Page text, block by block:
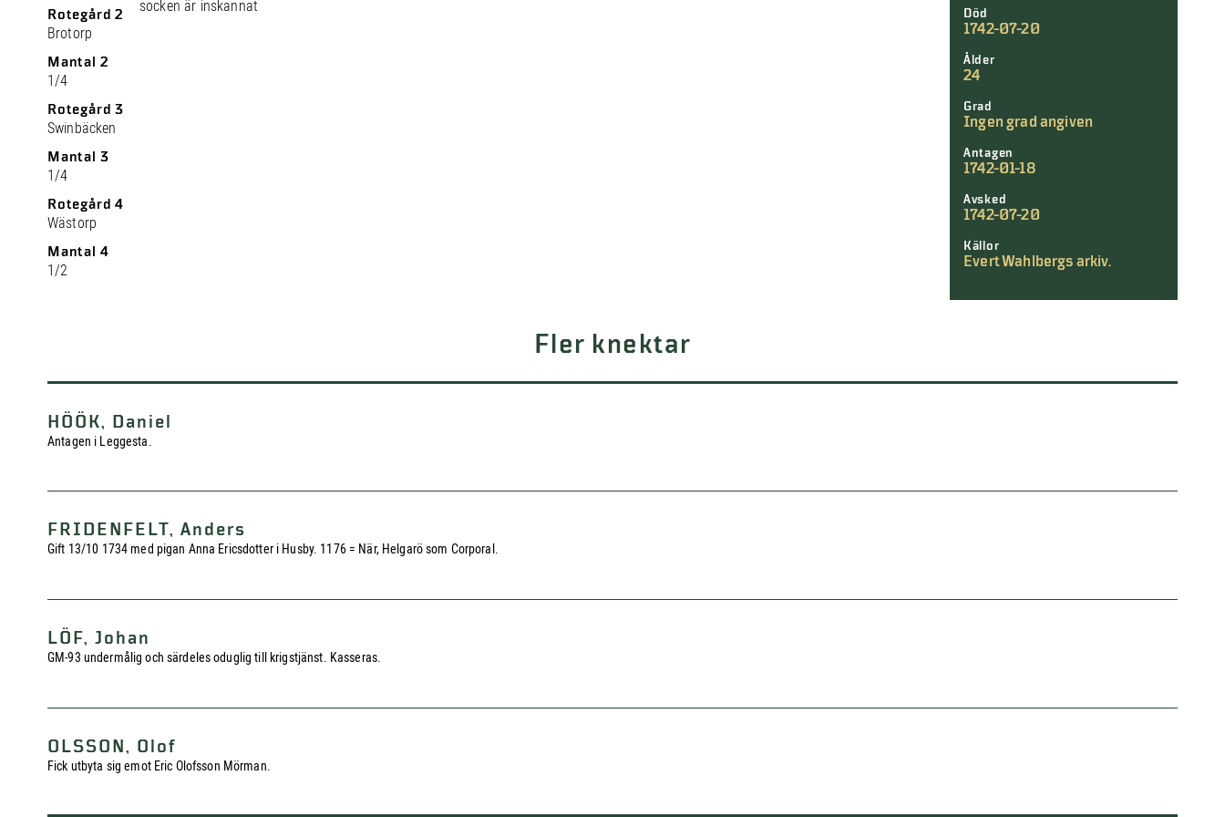
Rotegård 2
Brotorp
Mantal 2
1/4
Rotegård 3
Swinbäcken
Mantal 3
1/4
Rotegård 4
Wästorp
Mantal 4
1/2
socken är inskannat Död
1742-07-20
Ålder
24
Grad
Ingen grad angiven
Antagen
1742-01-18
Avsked
1742-07-20
Källor
Evert Wahlbergs arkiv.
Fler knektar
HÖÖK, Daniel
Antagen i Leggesta.
FRIDENFELT, Anders
Gift 13/10 1734 med pigan Anna Ericsdotter i Husby. 1176 = När, Helgarö som Corporal.
LÖF, Johan
GM-93 undermålig och särdeles oduglig till krigstjänst. Kasseras.
OLSSON, Olof
Fick utbyta sig emot Eric Olofsson Mörman.